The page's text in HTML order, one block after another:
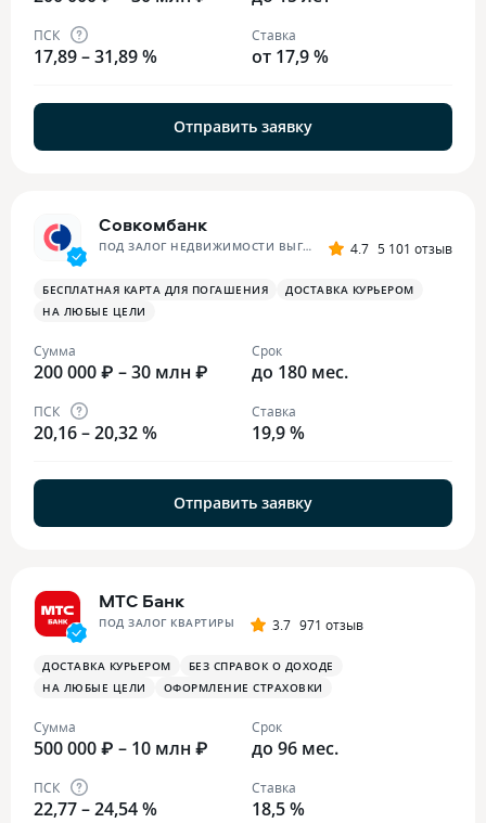
ПСК
17,89 – 31,89 %
Ставка
от 17,9 %
Отправить заявку
Совкомбанк
ПОД ЗАЛОГ НЕДВИЖИМОСТИ ВЫГОДНЫЙ 4.7 5 101 отзыв
БЕСПЛАТНАЯ КАРТА ДЛЯ ПОГАШЕНИЯ
ДОСТАВКА КУРЬЕРОМ
НА ЛЮБЫЕ ЦЕЛИ
Сумма
200 000 ₽ – 30 млн ₽
Срок
до 180 мес.
ПСК
20,16 – 20,32 %
Ставка
19,9 %
Отправить заявку
МТС Банк
ПОД ЗАЛОГ КВАРТИРЫ 3.7 971 отзыв
ДОСТАВКА КУРЬЕРОМ
БЕЗ СПРАВОК О ДОХОДЕ
НА ЛЮБЫЕ ЦЕЛИ
ОФОРМЛЕНИЕ СТРАХОВКИ
Сумма
500 000 ₽ – 10 млн ₽
Срок
до 96 мес.
ПСК
22,77 – 24,54 %
Ставка
18,5 %